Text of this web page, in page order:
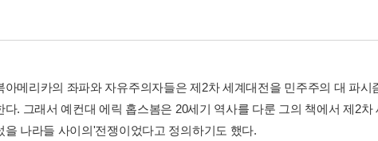
아메리카의 좌파와 자유주의자들은 제2차 세계대전을 민주주의 대 파
다. 그래서 예컨대 에릭 홉스봄은 20세기 역사를 다룬 그의 책에서 제2
을 나라들 사이의'전쟁이었다고 정의하기도 했다.